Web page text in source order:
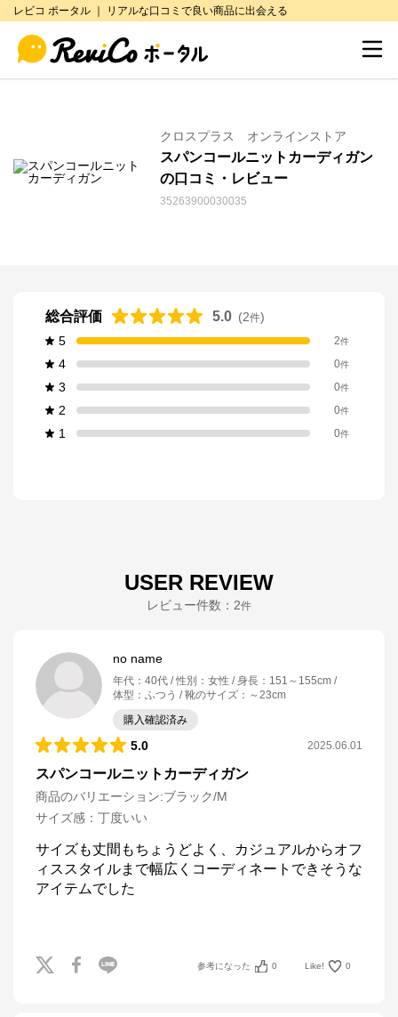
レビコ ポータル ｜ リアルな口コミで良い商品に出会える
クロスプラス オンラインストア
スパンコールニットカーディガン
の口コミ・レビュー
35263900030035
総合評価 5.0 (2件)
5
2件
4 0件
3 0件
2 0件
1 0件
USER REVIEW
レビュー件数： 2件
no name
年代 ： 40代 性別 ： 女性 身長 ： 151～155cm
体型 ： ふつう 靴のサイズ ： ～23cm
購入確認済み
5.0 2025.06.01
スパンコールニットカーディガン
商品のバリエーション:ブラック/M
サイズ感 ： 丁度いい
サイズも丈間もちょうどよく、カジュアルからオフ
ィススタイルまで幅広くコーディネートできそうな
アイテムでした
参考になった 0 Like! 0